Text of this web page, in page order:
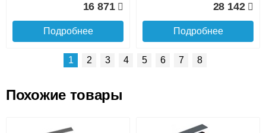
16 871
Подробнее
28 142
Подробнее
Конвектор ITT.080.200.1300 Конвектор ITT.080.200.1000
1 2 3 4 5 6 7 8
Похожие товары